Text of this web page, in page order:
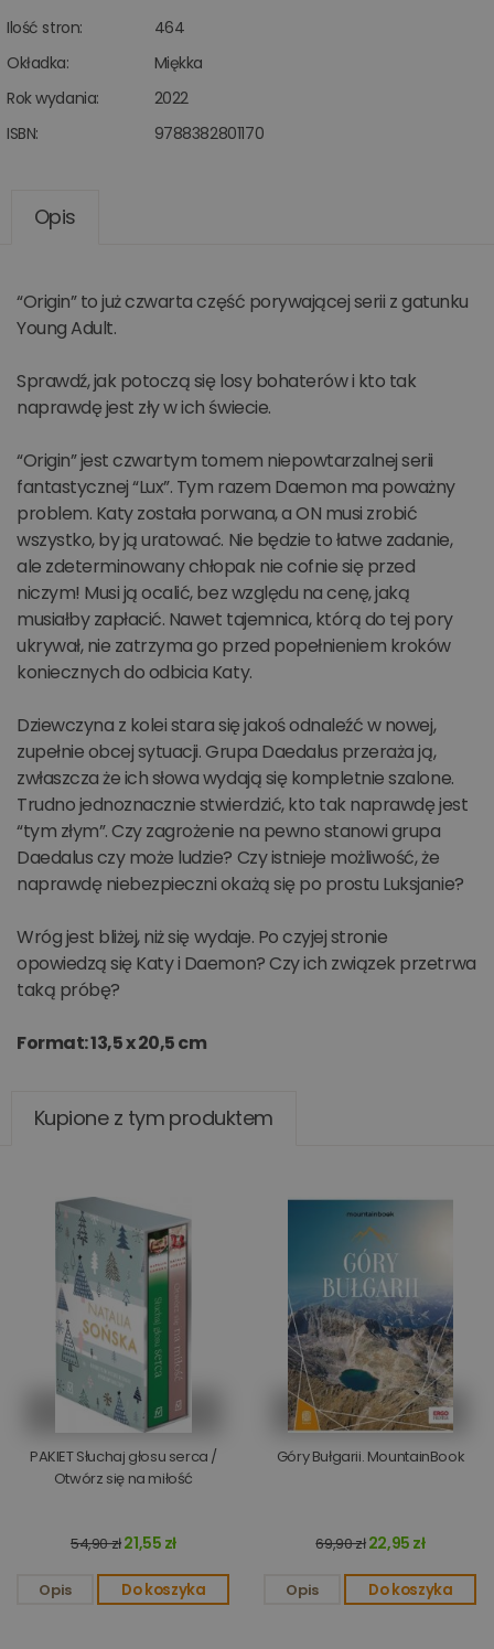
Ilość stron:
464
Okładka:
Miękka
Rok wydania:
2022
ISBN:
9788382801170
Opis
“Origin” to już czwarta część porywającej serii z gatunku
Young Adult.
Sprawdź, jak potoczą się losy bohaterów i kto tak
naprawdę jest zły w ich świecie.
“Origin” jest czwartym tomem niepowtarzalnej serii
fantastycznej “Lux”. Tym razem Daemon ma poważny
problem. Katy została porwana, a ON musi zrobić
wszystko, by ją uratować. Nie będzie to łatwe zadanie,
ale zdeterminowany chłopak nie cofnie się przed
niczym! Musi ją ocalić, bez względu na cenę, jaką
musiałby zapłacić. Nawet tajemnica, którą do tej pory
ukrywał, nie zatrzyma go przed popełnieniem kroków
koniecznych do odbicia Katy.
Dziewczyna z kolei stara się jakoś odnaleźć w nowej,
zupełnie obcej sytuacji. Grupa Daedalus przeraża ją,
zwłaszcza że ich słowa wydają się kompletnie szalone.
Trudno jednoznacznie stwierdzić, kto tak naprawdę jest
“tym złym”. Czy zagrożenie na pewno stanowi grupa
Daedalus czy może ludzie? Czy istnieje możliwość, że
naprawdę niebezpieczni okażą się po prostu Luksjanie?
Wróg jest bliżej, niż się wydaje. Po czyjej stronie
opowiedzą się Katy i Daemon? Czy ich związek przetrwa
taką próbę?
Format: 13,5 x 20,5 cm
Kupione z tym produktem
PAKIET Słuchaj głosu serca /
Otwórz się na miłość
54,90 zł21,55 zł
Opis Do koszyka
Góry Bułgarii. MountainBook
69,90 zł22,95 zł
Opis Do koszyka